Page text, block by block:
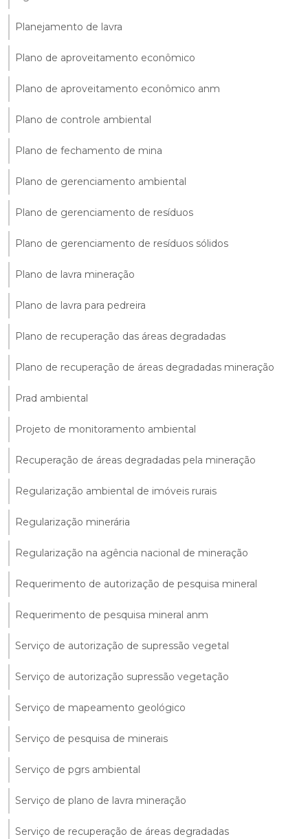
Planejamento de lavra
Plano de aproveitamento econômico
Plano de aproveitamento econômico anm
Plano de controle ambiental
Plano de fechamento de mina
Plano de gerenciamento ambiental
Plano de gerenciamento de resíduos
Plano de gerenciamento de resíduos sólidos
Plano de lavra mineração
Plano de lavra para pedreira
Plano de recuperação das áreas degradadas
Plano de recuperação de áreas degradadas mineração
Prad ambiental
Projeto de monitoramento ambiental
Recuperação de áreas degradadas pela mineração
Regularização ambiental de imóveis rurais
Regularização minerária
Regularização na agência nacional de mineração
Requerimento de autorização de pesquisa mineral
Requerimento de pesquisa mineral anm
Serviço de autorização de supressão vegetal
Serviço de autorização supressão vegetação
Serviço de mapeamento geológico
Serviço de pesquisa de minerais
Serviço de pgrs ambiental
Serviço de plano de lavra mineração
Serviço de recuperação de áreas degradadas